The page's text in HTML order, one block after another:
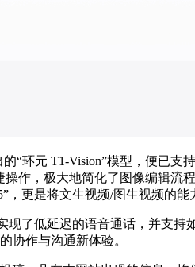
“环元 T1-Vision”模型，便已
作，极大地简化了图像编辑
更是将文生视频/图生视频的
了低延迟的语音通话，并支
协作与沟通新体验。